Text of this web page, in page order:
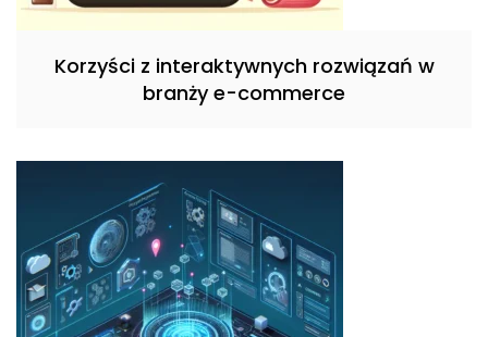
Korzyści z interaktywnych rozwiązań w
branży e-commerce